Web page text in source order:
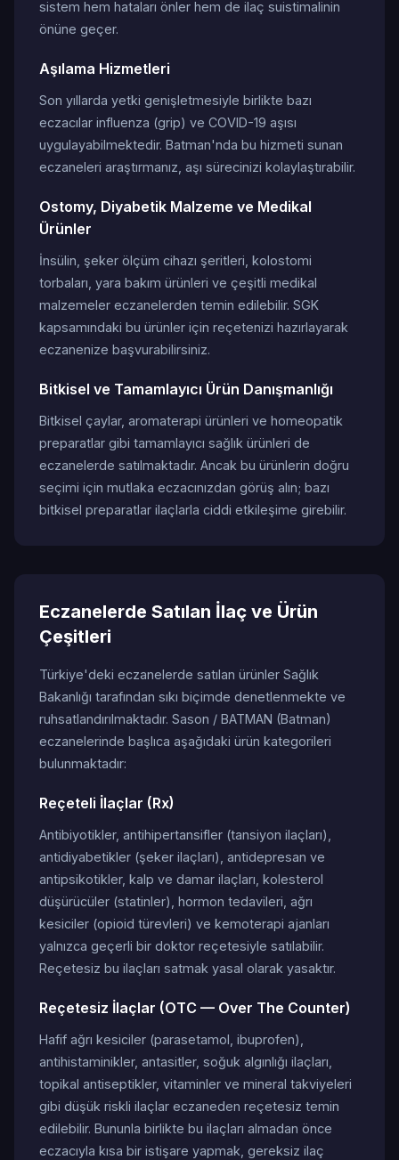
sistem hem hataları önler hem de ilaç suistimalinin
önüne geçer.
Aşılama Hizmetleri
Son yıllarda yetki genişletmesiyle birlikte bazı
eczacılar influenza (grip) ve COVID-19 aşısı
uygulayabilmektedir. Batman'nda bu hizmeti sunan
eczaneleri araştırmanız, aşı sürecinizi kolaylaştırabilir.
Ostomy, Diyabetik Malzeme ve Medikal
Ürünler
İnsülin, şeker ölçüm cihazı şeritleri, kolostomi
torbaları, yara bakım ürünleri ve çeşitli medikal
malzemeler eczanelerden temin edilebilir. SGK
kapsamındaki bu ürünler için reçetenizi hazırlayarak
eczanenize başvurabilirsiniz.
Bitkisel ve Tamamlayıcı Ürün Danışmanlığı
Bitkisel çaylar, aromaterapi ürünleri ve homeopatik
preparatlar gibi tamamlayıcı sağlık ürünleri de
eczanelerde satılmaktadır. Ancak bu ürünlerin doğru
seçimi için mutlaka eczacınızdan görüş alın; bazı
bitkisel preparatlar ilaçlarla ciddi etkileşime girebilir.
Eczanelerde Satılan İlaç ve Ürün
Çeşitleri
Türkiye'deki eczanelerde satılan ürünler Sağlık
Bakanlığı tarafından sıkı biçimde denetlenmekte ve
ruhsatlandırılmaktadır. Sason / BATMAN (Batman)
eczanelerinde başlıca aşağıdaki ürün kategorileri
bulunmaktadır:
Reçeteli İlaçlar (Rx)
Antibiyotikler, antihipertansifler (tansiyon ilaçları),
antidiyabetikler (şeker ilaçları), antidepresan ve
antipsikotikler, kalp ve damar ilaçları, kolesterol
düşürücüler (statinler), hormon tedavileri, ağrı
kesiciler (opioid türevleri) ve kemoterapi ajanları
yalnızca geçerli bir doktor reçetesiyle satılabilir.
Reçetesiz bu ilaçları satmak yasal olarak yasaktır.
Reçetesiz İlaçlar (OTC — Over The Counter)
Hafif ağrı kesiciler (parasetamol, ibuprofen),
antihistaminikler, antasitler, soğuk algınlığı ilaçları,
topikal antiseptikler, vitaminler ve mineral takviyeleri
gibi düşük riskli ilaçlar eczaneden reçetesiz temin
edilebilir. Bununla birlikte bu ilaçları almadan önce
eczacıyla kısa bir istişare yapmak, gereksiz ilaç